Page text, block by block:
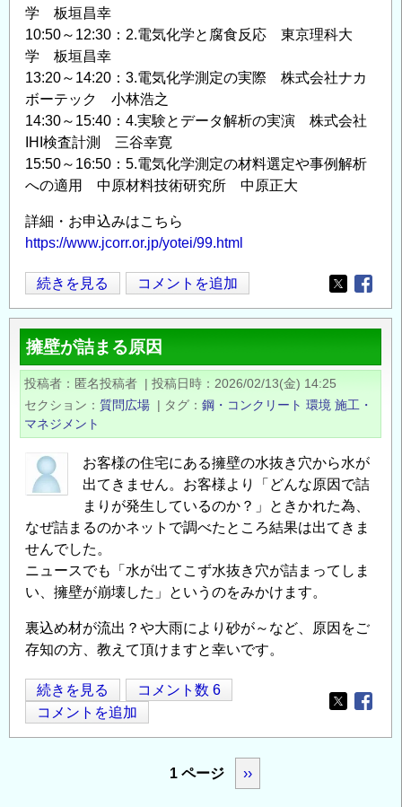
学 板垣昌幸
10:50～12:30：2.電気化学と腐食反応 東京理科大
学 板垣昌幸
13:20～14:20：3.電気化学測定の実際 株式会社ナカ
ボーテック 小林浩之
14:30～15:40：4.実験とデータ解析の実演 株式会社
IHI検査計測 三谷幸寛
15:50～16:50：5.電気化学測定の材料選定や事例解析
への適用 中原材料技術研究所 中原正大
詳細・お申込みはこちら
https://www.jcorr.or.jp/yotei/99.html
第
99
回
技
術
ミ
ナ
ー
腐
を
理
解
す
る
た
の
電
続きを見る コメントを追加
Opens in
擁壁が詰まる原因
投稿者 匿名投稿者 | 投稿日時
2026/02/13(金) 14:25
セクション
質問広場 | タグ 鋼・コンクリート 環境 施工・
マネジメント
お客様の住宅にある擁壁の水抜き穴から水が
出てきません。お客様より「どんな原因で詰
まりが発生しているのか？」ときかれた為、
なぜ詰まるのかネットで調べたところ結果は出てきま
せんでした。
ニュースでも「水が出てこず水抜き穴が詰まってしま
い、擁壁が崩壊した」というのをみかけます。
裏込め材が流出？や大雨により砂が～など、原因をご
存知の方、教えて頂けますと幸いです。
擁
壁
が
続きを見る
コメント数 6
コメントを追加
Opens in
1 ページ 次
››